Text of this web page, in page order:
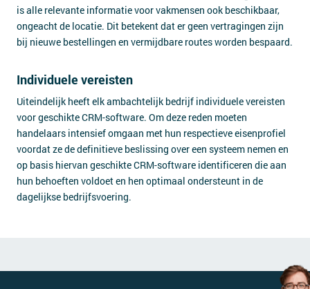
is alle relevante informatie voor vakmensen ook beschikbaar,
ongeacht de locatie. Dit betekent dat er geen vertragingen zijn
bij nieuwe bestellingen en vermijdbare routes worden bespaard.
Individuele vereisten
Uiteindelijk heeft elk ambachtelijk bedrijf individuele vereisten
voor geschikte CRM-software. Om deze reden moeten
handelaars intensief omgaan met hun respectieve eisenprofiel
voordat ze de definitieve beslissing over een systeem nemen en
op basis hiervan geschikte CRM-software identificeren die aan
hun behoeften voldoet en hen optimaal ondersteunt in de
dagelijkse bedrijfsvoering.